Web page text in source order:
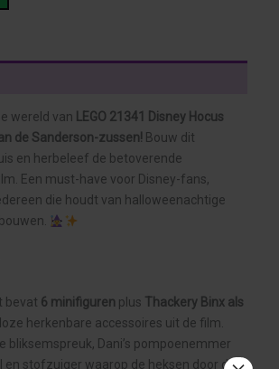
wereld van LEGO 21341 Disney Hocus
de Sanderson-zussen! Bouw dit
en herbeleef de betoverende
Een must-have voor Disney-fans,
die houdt van halloweenachtige
bevat 6 minifiguren plus Thackery Binx als
herkenbare accessoires uit de film.
bliksemspreuk, Dani’s pompoenemmer
en stofzuiger waarop de heksen door de